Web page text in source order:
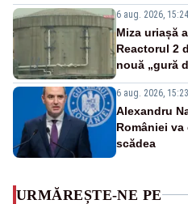
6 aug. 2026, 15:24
Miza uriașă
Reactorul 2
nouă „gură
6 aug. 2026, 15:23
Alexandru
României
scădea
URMĂREȘTE-NE PE